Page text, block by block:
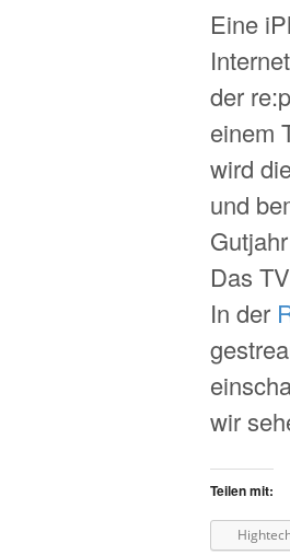
Eine
der
einem
wird
und
Das
In der
wir
Teilen mit: